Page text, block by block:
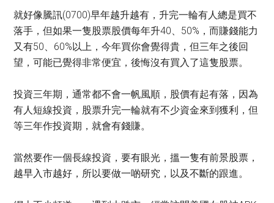
就好像騰訊(0700)早年越升越有，升完一輪有人總是買不
落手，但如果一隻股票股價每年升40、50%，而賺錢能力
又有50、60%以上，今年買你會覺得貴，但三年之後回
望，可能已覺得非常便宜，後悔沒有買入了這隻股票。
投資三年期，通常都不會一帆風順，股價有起有落，因為
有人短線投資，股票升完一輪就有不少資金來到獲利，但
等三年作投資期，就會有錢賺。
當然要作一個長線投資，要有眼光，搵一隻有前景股票，
越早入市越好，所以要做一啲研究，以及不斷的跟進。